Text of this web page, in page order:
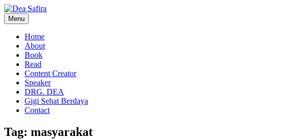
Skip
to
content
Menu
Home
About
Book
Read
Content Creator
Speaker
DRG. DEA
Gigi Sehat Berdaya
Contact
Tag: masyarakat